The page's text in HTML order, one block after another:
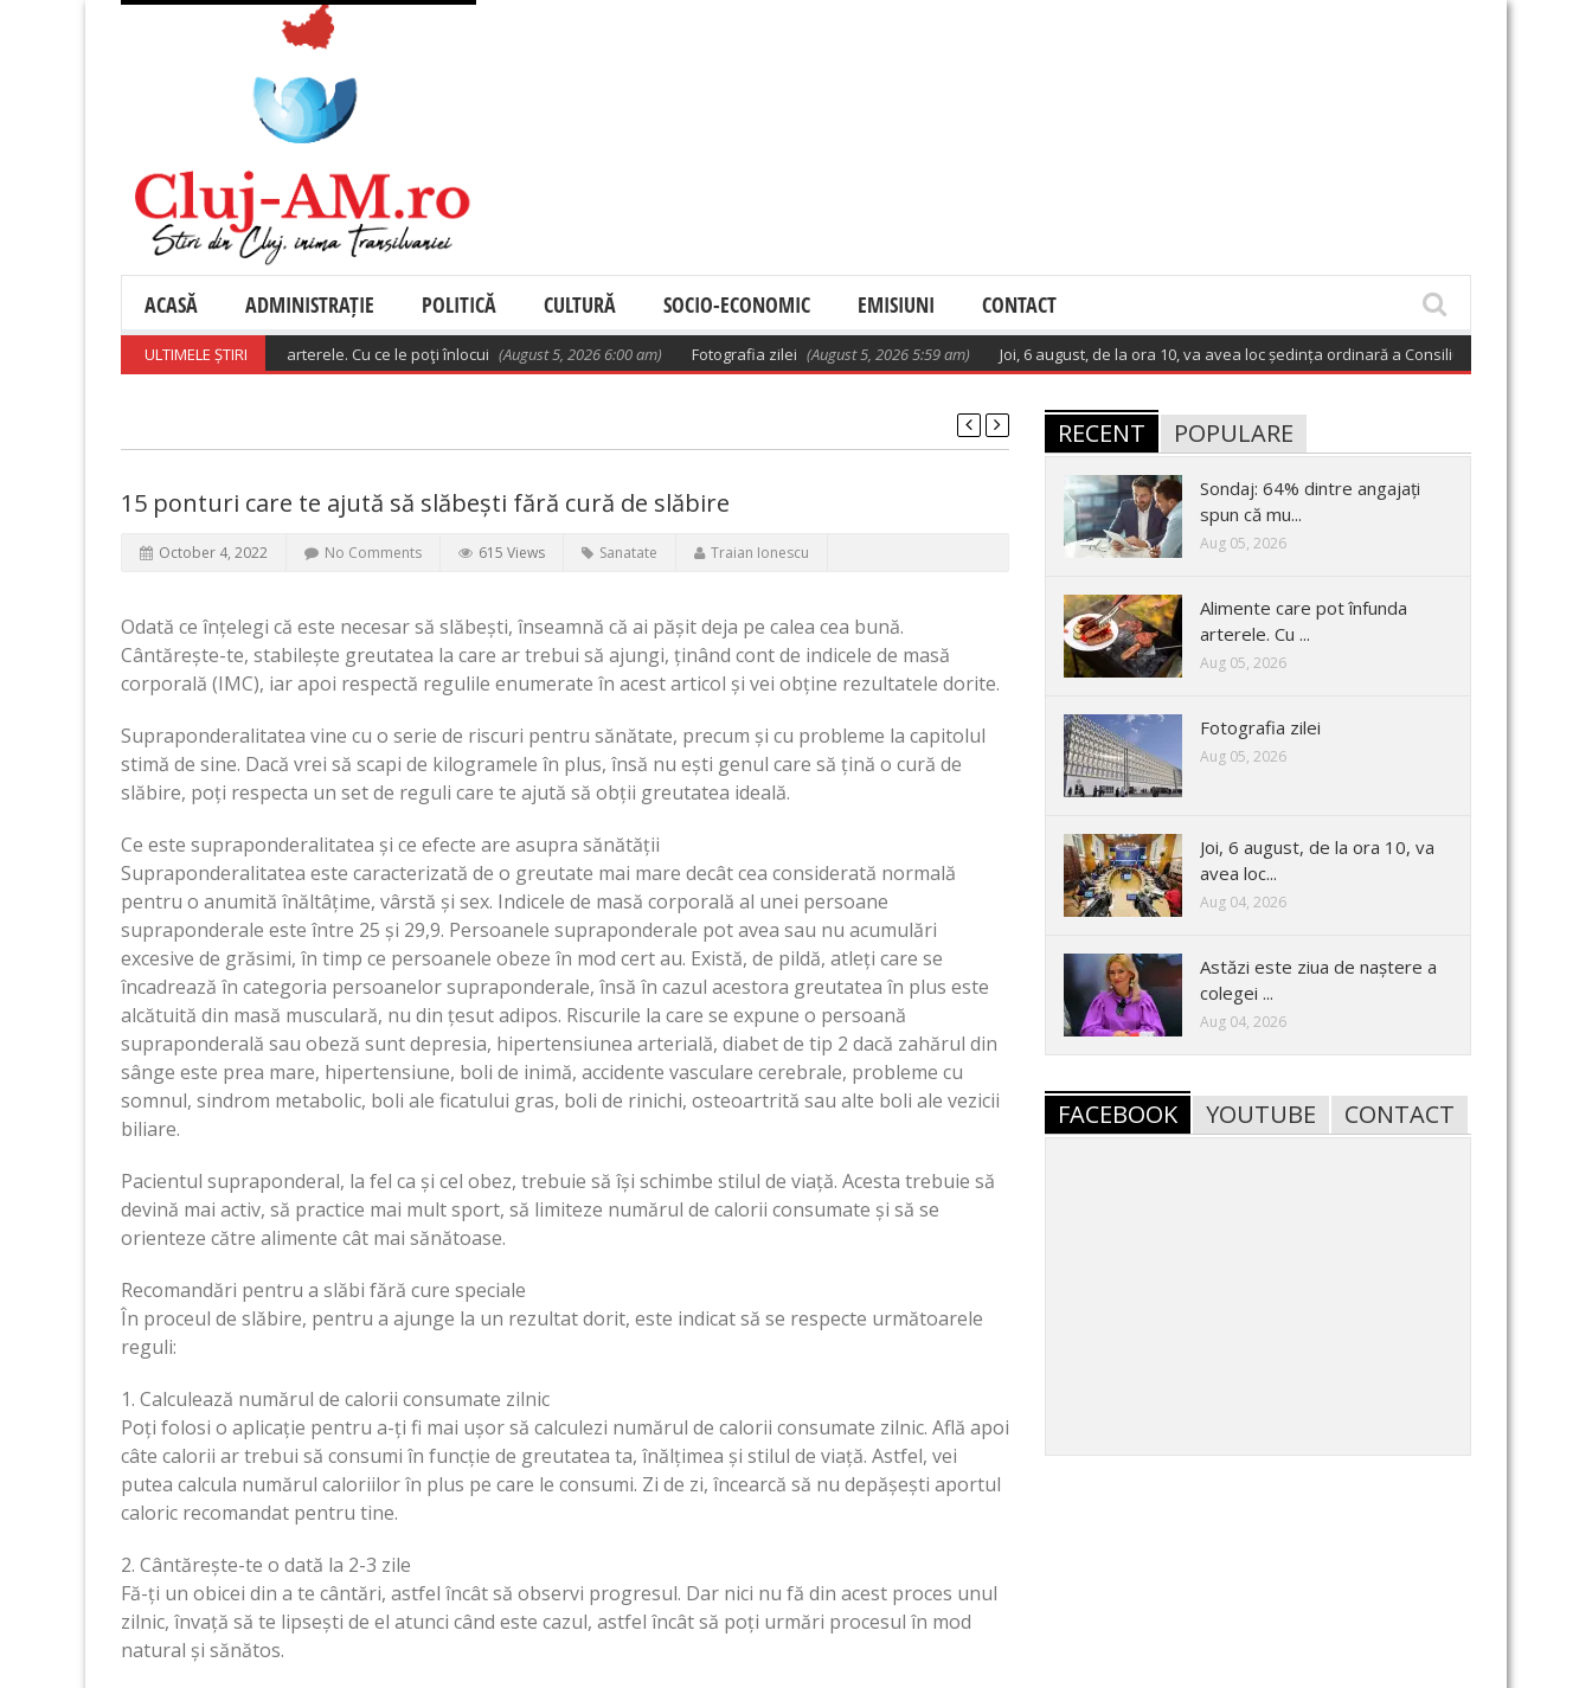
ACASĂ ADMINISTRAȚIE POLITICĂ CULTURĂ SOCIO-ECONOMIC EMISIUNI CONTACT
ULTIMELE ȘTIRI
Alimente care pot înfunda arterele. Cu ce le poţi înlocui (August 5, 2026 6:00 am) Fotografia zilei (August 5, 2026 5:59 am) Joi, 6 august, de la ora 10, va avea loc ședința ordinară a Consiliului local al municipiului
15 ponturi care te ajută să slăbești fără cură de slăbire
October 4, 2022 No Comments 615 Views Sanatate Traian Ionescu
Odată ce înțelegi că este necesar să slăbești, înseamnă că ai pășit deja pe calea cea bună.
Cântărește-te, stabilește greutatea la care ar trebui să ajungi, ținând cont de indicele de masă
corporală (IMC), iar apoi respectă regulile enumerate în acest articol și vei obține rezultatele dorite.
Supraponderalitatea vine cu o serie de riscuri pentru sănătate, precum și cu probleme la capitolul
stimă de sine. Dacă vrei să scapi de kilogramele în plus, însă nu ești genul care să țină o cură de
slăbire, poți respecta un set de reguli care te ajută să obții greutatea ideală.
Ce este supraponderalitatea și ce efecte are asupra sănătății
Supraponderalitatea este caracterizată de o greutate mai mare decât cea considerată normală
pentru o anumită înăltâțime, vârstă și sex. Indicele de masă corporală al unei persoane
supraponderale este între 25 și 29,9. Persoanele supraponderale pot avea sau nu acumulări
excesive de grăsimi, în timp ce persoanele obeze în mod cert au. Există, de pildă, atleți care se
încadrează în categoria persoanelor supraponderale, însă în cazul acestora greutatea în plus este
alcătuită din masă musculară, nu din țesut adipos. Riscurile la care se expune o persoană
supraponderală sau obeză sunt depresia, hipertensiunea arterială, diabet de tip 2 dacă zahărul din
sânge este prea mare, hipertensiune, boli de inimă, accidente vasculare cerebrale, probleme cu
somnul, sindrom metabolic, boli ale ficatului gras, boli de rinichi, osteoartrită sau alte boli ale vezicii
biliare.
Pacientul supraponderal, la fel ca și cel obez, trebuie să își schimbe stilul de viață. Acesta trebuie să
devină mai activ, să practice mai mult sport, să limiteze numărul de calorii consumate și să se
orienteze către alimente cât mai sănătoase.
Recomandări pentru a slăbi fără cure speciale
În proceul de slăbire, pentru a ajunge la un rezultat dorit, este indicat să se respecte următoarele
reguli:
1. Calculează numărul de calorii consumate zilnic
Poți folosi o aplicație pentru a-ți fi mai ușor să calculezi numărul de calorii consumate zilnic. Află apoi
câte calorii ar trebui să consumi în funcție de greutatea ta, înălțimea și stilul de viață. Astfel, vei
putea calcula numărul caloriilor în plus pe care le consumi. Zi de zi, încearcă să nu depășești aportul
caloric recomandat pentru tine.
2. Cântărește-te o dată la 2-3 zile
Fă-ți un obicei din a te cântări, astfel încât să observi progresul. Dar nici nu fă din acest proces unul
zilnic, învață să te lipsești de el atunci când este cazul, astfel încât să poți urmări procesul în mod
natural și sănătos.
RECENT POPULARE
Sondaj: 64% dintre angajați
spun că mu...
Aug 05, 2026
Alimente care pot înfunda
arterele. Cu ...
Aug 05, 2026
Fotografia zilei
Aug 05, 2026
Joi, 6 august, de la ora 10, va
avea loc...
Aug 04, 2026
Astăzi este ziua de naștere a
colegei ...
Aug 04, 2026
FACEBOOK YOUTUBE CONTACT